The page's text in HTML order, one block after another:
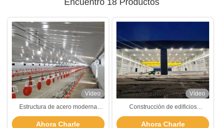
Encuentro 18 Productos
Vídeo
Estructura de acero moderna
Casa de aves de corral Coop de
pollo Edificios agrícolas
Ahora Charle
Vídeo
Construcción de edificios
metálicos prefabricados
modernos Estructura prefabricada
Ahora Charle